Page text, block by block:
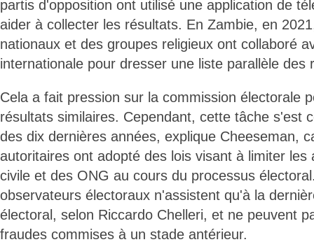
partis d'opposition ont utilisé une application de
aider à collecter les résultats. En Zambie, en
nationaux et des groupes religieux ont collaboré
internationale pour dresser une liste parallèle des
Cela a fait pression sur la commission électorale
résultats similaires. Cependant, cette tâche s'est
des dix dernières années, explique Cheeseman,
autoritaires ont adopté des lois visant à limiter les
civile et des ONG au cours du processus
observateurs électoraux n'assistent qu'à la
électoral, selon Riccardo Chelleri, et ne peuvent
fraudes commises à un stade antérieur.